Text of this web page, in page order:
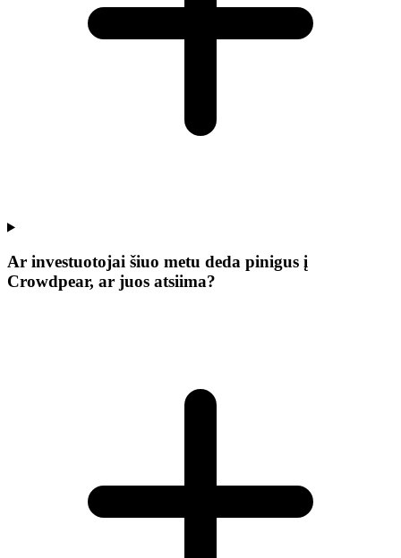
Ar investuotojai šiuo metu deda pinigus į
Crowdpear, ar juos atsiima?